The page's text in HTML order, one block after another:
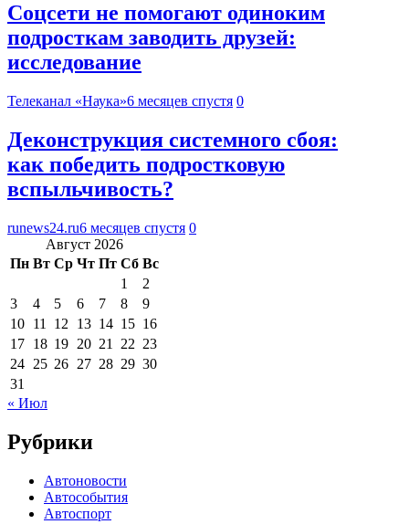
Соцсети не помогают одиноким
подросткам заводить друзей:
исследование
Телеканал «Наука»6 месяцев спустя 0
Деконструкция системного сбоя:
как победить подростковую
вспыльчивость?
runews24.ru6 месяцев спустя 0
Август 2026
Пн Вт Ср Чт Пт Сб Вс
1
2
3
4 5 6 7 8
9
10 11 12 13 14 15 16
17 18 19 20 21 22 23
24 25 26 27 28 29 30
31
« Июл
Рубрики
Автоновости
Автособытия
Автоспорт